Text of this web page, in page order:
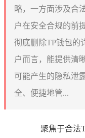
略，一方面涉及合
户在安全合规的前
彻底删除TP钱包的
户而言，能提供清
可能产生的隐私泄
全、便捷地管...
聚焦于合法